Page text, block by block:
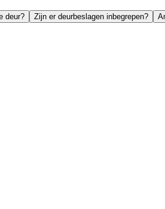
deur? Zijn er deurbeslagen inbegrepen?